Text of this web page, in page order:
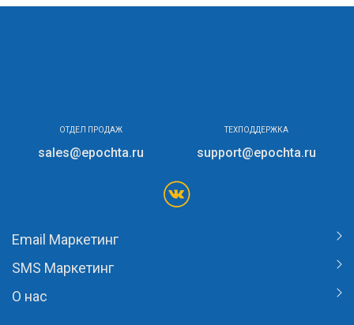
ОТДЕЛ ПРОДАЖ
sales@epochta.ru
ТЕХПОДДЕРЖКА
support@epochta.ru
Email Маркетинг
SMS Маркетинг
О нас